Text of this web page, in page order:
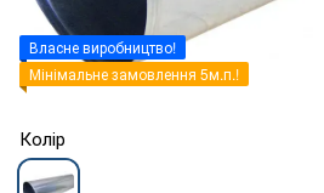
Власне виробництво!
Мінімальне замовлення 5м.п.!
Колір